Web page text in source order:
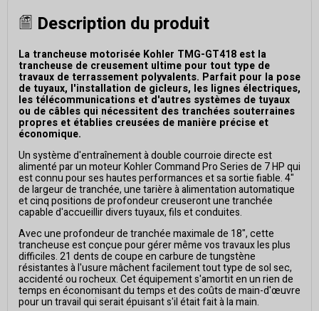
Description du produit
La trancheuse motorisée Kohler TMG-GT418 est la
trancheuse de creusement ultime pour tout type de
travaux de terrassement polyvalents. Parfait pour la pose
de tuyaux, l'installation de gicleurs, les lignes électriques,
les télécommunications et d'autres systèmes de tuyaux
ou de câbles qui nécessitent des tranchées souterraines
propres et établies creusées de manière précise et
économique.
Un système d'entraînement à double courroie directe est
alimenté par un moteur Kohler Command Pro Series de 7 HP qui
est connu pour ses hautes performances et sa sortie fiable. 4"
de largeur de tranchée, une tarière à alimentation automatique
et cinq positions de profondeur creuseront une tranchée
capable d'accueillir divers tuyaux, fils et conduites.
Avec une profondeur de tranchée maximale de 18", cette
trancheuse est conçue pour gérer même vos travaux les plus
difficiles. 21 dents de coupe en carbure de tungstène
résistantes à l'usure mâchent facilement tout type de sol sec,
accidenté ou rocheux. Cet équipement s'amortit en un rien de
temps en économisant du temps et des coûts de main-d'œuvre
pour un travail qui serait épuisant s'il était fait à la main.